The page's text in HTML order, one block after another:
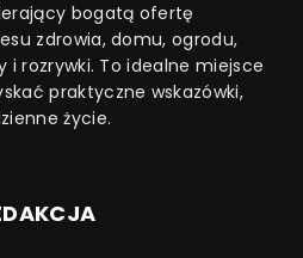
bogatą ofertę
zdrowia, domu, ogrodu,
i rozrywki. To idealne miejsce
praktyczne wskazówki,
życie.